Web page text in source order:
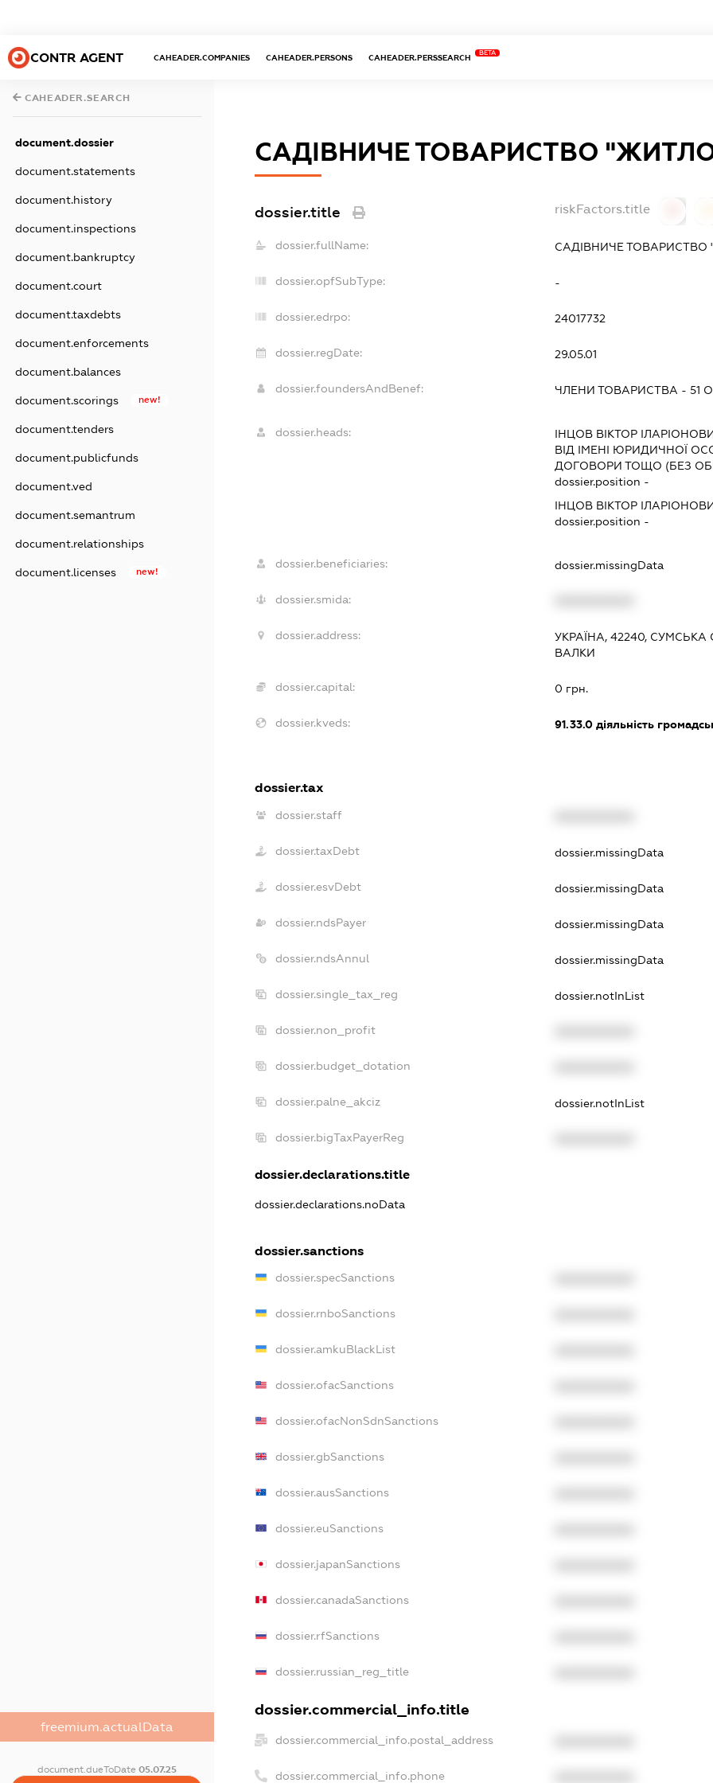
CONTR AGENT CAHEADER.COMPANIES CAHEADER.PERSONS CAHEADER.PERSSEARCH
BETA
CAHEADER.SEARCH
document.dossier
document.statements
document.history
document.inspections
document.bankruptcy
document.court
document.taxdebts
document.enforcements
document.balances
document.scorings new!
document.tenders
document.publicfunds
document.ved
document.semantrum
document.relationships
document.licenses new!
freemium.actualData
document.dueToDate 05.07.25
САДІВНИЧЕ ТОВАРИСТВО
dossier.title riskFactors.title
dossier.fullName: САДІВНИЧЕ ТОВАРИСТВО
dossier.opfSubType: -
dossier.edrpo: 24017732
dossier.regDate: 29.05.01
dossier.foundersAndBenef: ЧЛЕНИ ТОВАРИСТВА - 51
dossier.heads: ІНЦОВ ВІКТОР
ВІД ІМЕНІ ЮРИДИЧНОЇ
ДОГОВОРИ ТОЩО (БЕЗ
dossier.position -
ІНЦОВ ВІКТОР
dossier.position -
dossier.beneficiaries: dossier.missingData
dossier.smida:
dossier.address:
УКРАЇНА, 42240,
ВАЛКИ
dossier.capital: 0 грн.
dossier.kveds: 91.33.0 діяльність
dossier.tax
dossier.staff
dossier.taxDebt dossier.missingData
dossier.esvDebt dossier.missingData
dossier.ndsPayer dossier.missingData
dossier.ndsAnnul dossier.missingData
dossier.single_tax_reg dossier.notInList
dossier.non_profit
dossier.budget_dotation
dossier.palne_akciz dossier.notInList
dossier.bigTaxPayerReg
dossier.declarations.title
dossier.declarations.noData
dossier.sanctions
dossier.specSanctions
dossier.rnboSanctions
dossier.amkuBlackList
dossier.ofacSanctions
dossier.ofacNonSdnSanctions
dossier.gbSanctions
dossier.ausSanctions
dossier.euSanctions
dossier.japanSanctions
dossier.canadaSanctions
dossier.rfSanctions
dossier.russian_reg_title
dossier.commercial_info.title
dossier.commercial_info.postal_address
dossier.commercial_info.phone